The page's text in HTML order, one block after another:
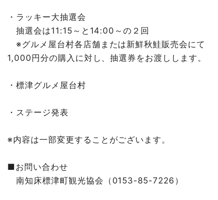
・ラッキー大抽選会
抽選会は11:15～と14:00～の２回
※グルメ屋台村各店舗または新鮮秋鮭販売会にて
1,000円分の購入に対し、抽選券をお渡しします。
・標津グルメ屋台村
・ステージ発表
※内容は一部変更することがございます。
■お問い合わせ
南知床標津町観光協会（0153-85-7226）